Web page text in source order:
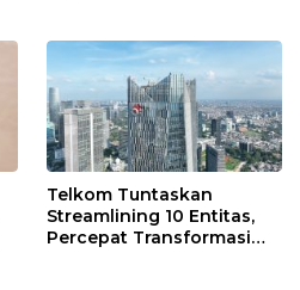
Telkom Tuntaskan
Streamlining 10 Entitas,
Percepat Transformasi